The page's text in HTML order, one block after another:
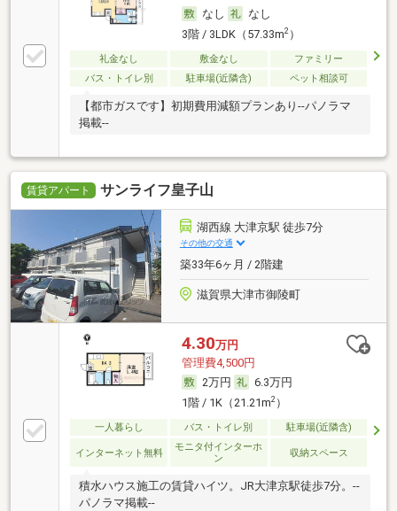
なし
なし
3階 / 3LDK（57.33m2）
礼金なし 敷金なし
ファミリー
バス・トイレ別
駐車場(近隣含) ペット相談可
【都市ガスです】初期費用減額プランあり--パノラマ
掲載--
賃貸アパート サンライフ皇子山
湖西線 大津京駅 徒歩7分
その他の交通
築33年6ヶ月 / 2階建
滋賀県大津市御陵町
4.30万円
管理費4,500円
2万円
6.3万円
1階 / 1K（21.21m2）
一人暮らし バス・トイレ別 駐車場(近隣含)
インターネット無料
モニタ付インターホ
ン
収納スペース
積水ハウス施工の賃貸ハイツ。JR大津京駅徒歩7分。--
パノラマ掲載--